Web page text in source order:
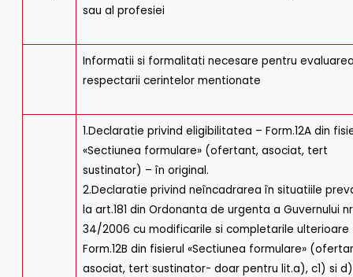
sau al profesiei
Informatii si formalitati necesare pentru
respectarii cerintelor mentionate
1.Declaratie privind eligibilitatea – Form.12A din
«Sectiunea formulare» (ofertant, asociat, tert
sustinator) – în original.
2.Declaratie privind neîncadrarea în situatiile
la art.181 din Ordonanta de urgenta a Guvernului
34/2006 cu modificarile si completarile ulterioare
Form.12B din fisierul «Sectiunea formulare»
asociat, tert sustinator- doar pentru lit.a), c1) si